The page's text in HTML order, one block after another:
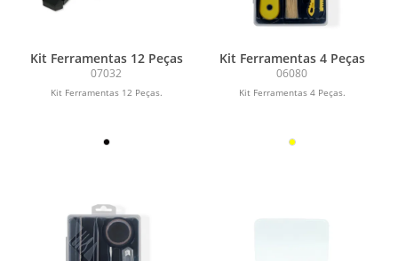
Kit Ferramentas 12 Peças
07032
Kit Ferramentas 12 Peças.
Kit Ferramentas 4 Peças
06080
Kit Ferramentas 4 Peças.